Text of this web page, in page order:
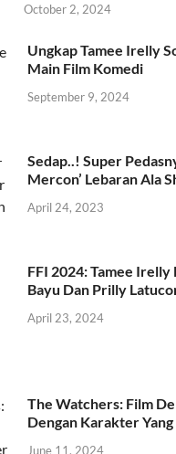
October 2, 2024
Ungkap Tamee Irelly
Main Film Komedi
September 9, 2024
Sedap..! Super
Mercon’ Lebaran Ala
April 24, 2023
FFI 2024: Tamee
Bayu Dan Prilly
April 23, 2024
The Watchers: Film
Dengan Karakter
June 11, 2024